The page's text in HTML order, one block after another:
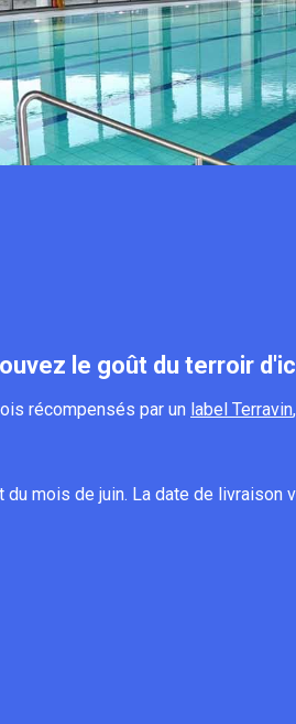
le goût du terroir
récompensés par un label Terravin
mois de juin. La date de livraison